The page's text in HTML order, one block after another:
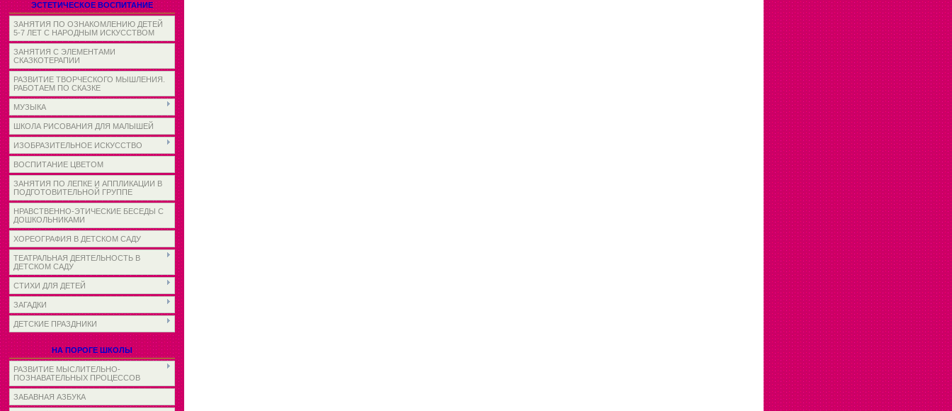
ЭСТЕТИЧЕСКОЕ ВОСПИТАНИЕ
ЗАНЯТИЯ ПО ОЗНАКОМЛЕНИЮ ДЕТЕЙ
5-7 ЛЕТ С НАРОДНЫМ ИСКУССТВОМ
ЗАНЯТИЯ С ЭЛЕМЕНТАМИ
СКАЗКОТЕРАПИИ
РАЗВИТИЕ ТВОРЧЕСКОГО МЫШЛЕНИЯ.
РАБОТАЕМ ПО СКАЗКЕ
МУЗЫКА
ШКОЛА РИСОВАНИЯ ДЛЯ МАЛЫШЕЙ
ИЗОБРАЗИТЕЛЬНОЕ ИСКУССТВО
ВОСПИТАНИЕ ЦВЕТОМ
ЗАНЯТИЯ ПО ЛЕПКЕ И АППЛИКАЦИИ В
ПОДГОТОВИТЕЛЬНОЙ ГРУППЕ
НРАВСТВЕННО-ЭТИЧЕСКИЕ БЕСЕДЫ С
ДОШКОЛЬНИКАМИ
ХОРЕОГРАФИЯ В ДЕТСКОМ САДУ
ТЕАТРАЛЬНАЯ ДЕЯТЕЛЬНОСТЬ В
ДЕТСКОМ САДУ
СТИХИ ДЛЯ ДЕТЕЙ
ЗАГАДКИ
ДЕТСКИЕ ПРАЗДНИКИ
НА ПОРОГЕ ШКОЛЫ
РАЗВИТИЕ МЫСЛИТЕЛЬНО-
ПОЗНАВАТЕЛЬНЫХ ПРОЦЕССОВ
ЗАБАВНАЯ АЗБУКА